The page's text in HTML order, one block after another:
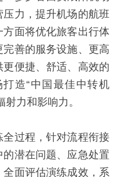
力，提升机场的航班
面将优化旅客出行体
善的服务设施、更高
便捷、舒适、高效的
造“中国最佳中转机
力和影响力。
过程，针对流程衔接
潜在问题、应急处置
面评估演练成效，系